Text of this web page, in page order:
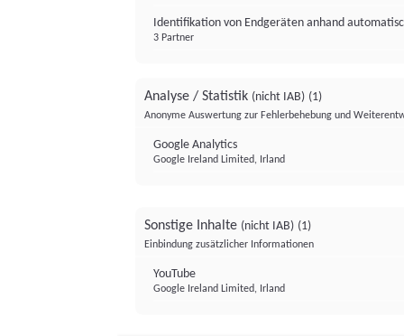
Identifikation von Endgeräten anhand
3 Partner
Analyse / Statistik (nicht IAB) (1)
Anonyme Auswertung zur Fehlerbehebung und
Google Analytics
Google Ireland Limited, Irland
Sonstige Inhalte (nicht IAB) (1)
Einbindung zusätzlicher Informationen
YouTube
Google Ireland Limited, Irland